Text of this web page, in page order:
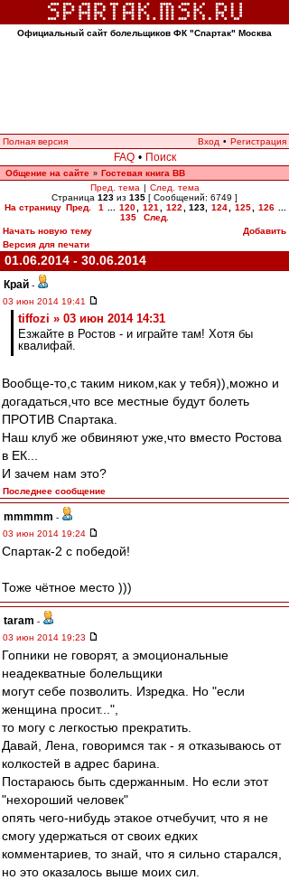
Официальный сайт болельщиков ФК "Спартак" Москва
Полная версия Вход • Регистрация
FAQ • Поиск
Общение на сайте » Гостевая книга ВВ
Пред. тема | След. тема
Страница 123 из 135 [ Сообщений: 6749 ]
На страницу Пред. 1 120 121 122 123, 124 125 126
135
След.
Начать новую тему
Добавить
Версия для печати
01.06.2014 - 30.06.2014
Край -
03 июн 2014 19:41
tiffozi » 03 июн 2014 14:31
Езжайте в Ростов - и играйте там! Хотя бы
квалифай.
Вообще-то,с таким ником,как у тебя)),можно и
догадаться,что все местные будут болеть
ПРОТИВ Спартака.
Наш клуб же обвиняют уже,что вместо Ростова
в ЕК...
И зачем нам это?
Последнее сообщение
mmmmm -
03 июн 2014 19:24
Спартак-2 с победой!
Тоже чётное место )))
taram -
03 июн 2014 19:23
Гопники не говорят, а эмоциональные
неадекватные болельщики
могут себе позволить. Изредка. Но "если
женщина просит...",
то могу с легкостью прекратить.
Давай, Лена, говоримся так - я отказываюсь от
колкостей в адрес барина.
Постараюсь быть сдержанным. Но если этот
"нехороший человек"
опять чего-нибудь этакое отчебучит, что я не
смогу удержаться от своих едких
комментариев, то знай, что я сильно старался,
но это оказалось выше моих сил.